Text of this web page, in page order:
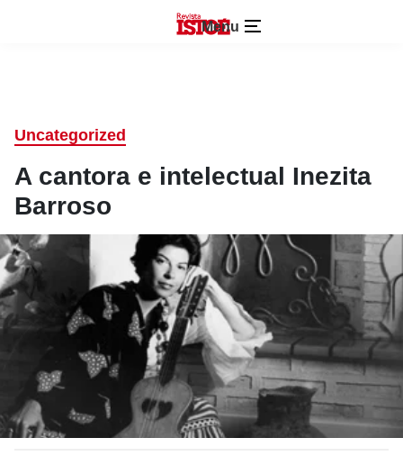
Menu
Uncategorized
A cantora e intelectual Inezita
Barroso